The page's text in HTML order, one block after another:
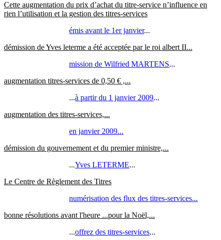
Cette augmentation du prix d’achat du titre-service n’influence en
rien l’utilisation et la gestion des titres-services
émis avant le 1er janvier...
démission de Yves leterme a été acceptée par le roi albert II...
mission de Wilfried MARTENS...
augmentation titres-services de 0,50 € ,...
...à partir du 1 janvier 2009...
augmentation des titres-services,...
en janvier 2009...
démission du gouvernement et du premier ministre,...
...Yves LETERME...
Le Centre de Règlement des Titres
numérisation des flux des titres-services...
bonne résolutions avant l'heure ...pour la Noël,...
...offrez des titres-services...